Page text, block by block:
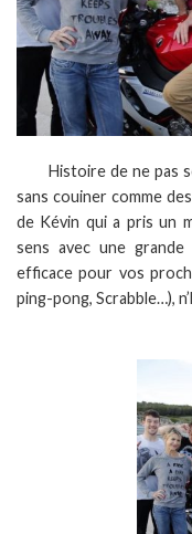
Histoire de ne pas
sans couiner comme
de Kévin qui a pris un
sens avec une
efficace pour vos
ping-pong, Scrabble…),